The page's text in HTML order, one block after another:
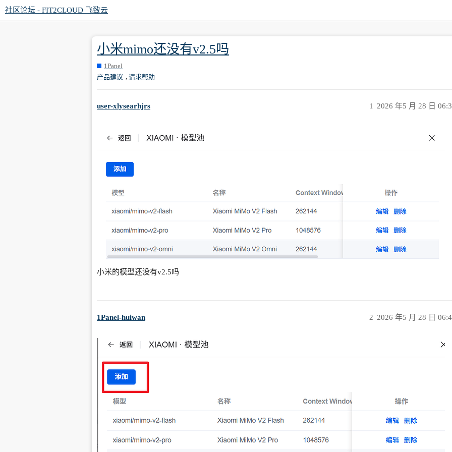
社区论坛 - FIT2CLOUD 飞致云
小米mimo还没有v2.5吗
1Panel
产品建议
请求帮助
user-xlysearhjrs 2026 年5 月 28 日
1
小米的模型还没有v2.5吗
1Panel-huiwan 2026 年5 月 28 日
2